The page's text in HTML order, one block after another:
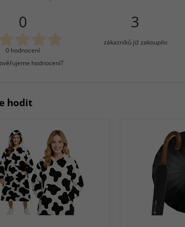
0
0 hodnocení
ověřujeme hodnocení?
3
zákazníků již zakoupilo
hodit